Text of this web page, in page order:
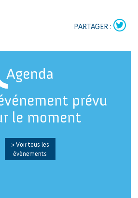
PARTAGER :
Agenda
prévu
le moment
> Voir tous les
évènements